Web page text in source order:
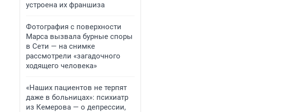
устроена их франшиза
Фотография с поверхности
Марса вызвала бурные споры
в Сети — на снимке
рассмотрели «загадочного
ходящего человека»
«Наших пациентов не терпят
даже в больницах»: психиатр
из Кемерова — о депрессии,